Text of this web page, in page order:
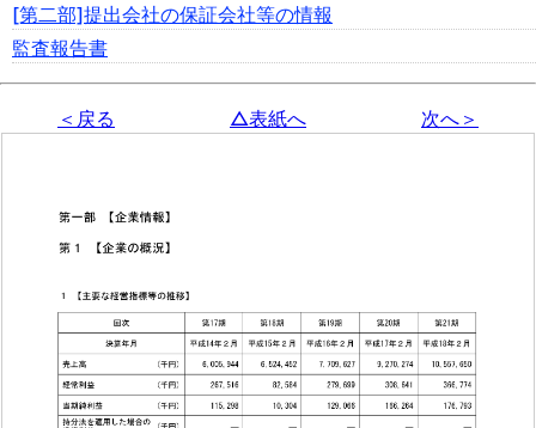
[第二部]提出会社の保証会社等の情報
監査報告書
＜戻る △表紙へ 次へ＞